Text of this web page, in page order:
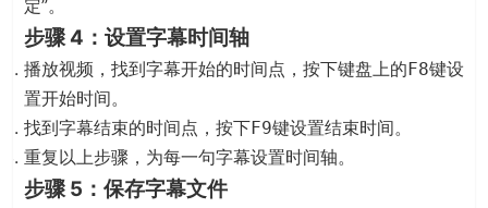
定”。
步骤 4：设置字幕时间轴
播放视频，找到字幕开始的时间点，按下键盘上的F8键设
置开始时间。
找到字幕结束的时间点，按下F9键设置结束时间。
重复以上步骤，为每一句字幕设置时间轴。
步骤 5：保存字幕文件